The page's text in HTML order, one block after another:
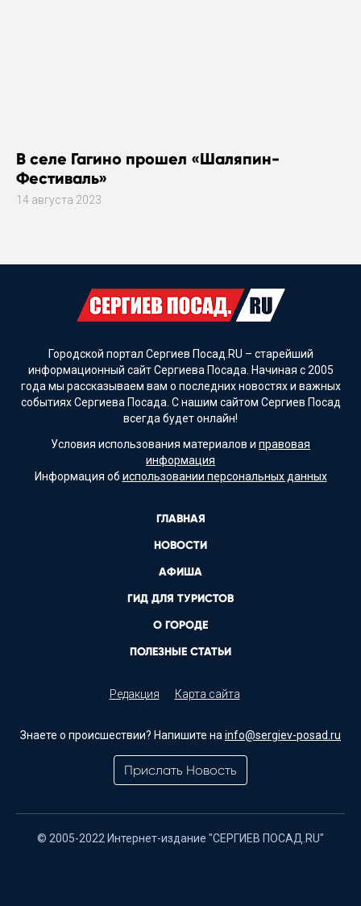
В селе Гагино прошел «Шаляпин-
Фестиваль»
14 августа 2023
Городской портал Сергиев Посад.RU – старейший
информационный сайт Сергиева Посада. Начиная с 2005
года мы рассказываем вам о последних новостях и важных
событиях Сергиева Посада. С нашим сайтом Сергиев Посад
всегда будет онлайн!
Условия использования материалов и правовая
информация
Информация об использовании персональных данных
ГЛАВНАЯ
НОВОСТИ
АФИША
ГИД ДЛЯ ТУРИСТОВ
О ГОРОДЕ
ПОЛЕЗНЫЕ СТАТЬИ
Редакция Карта сайта
Знаете о происшествии? Напишите на info@sergiev-posad.ru
Прислать Новость
© 2005-2022 Интернет-издание "СЕРГИЕВ ПОСАД.RU"